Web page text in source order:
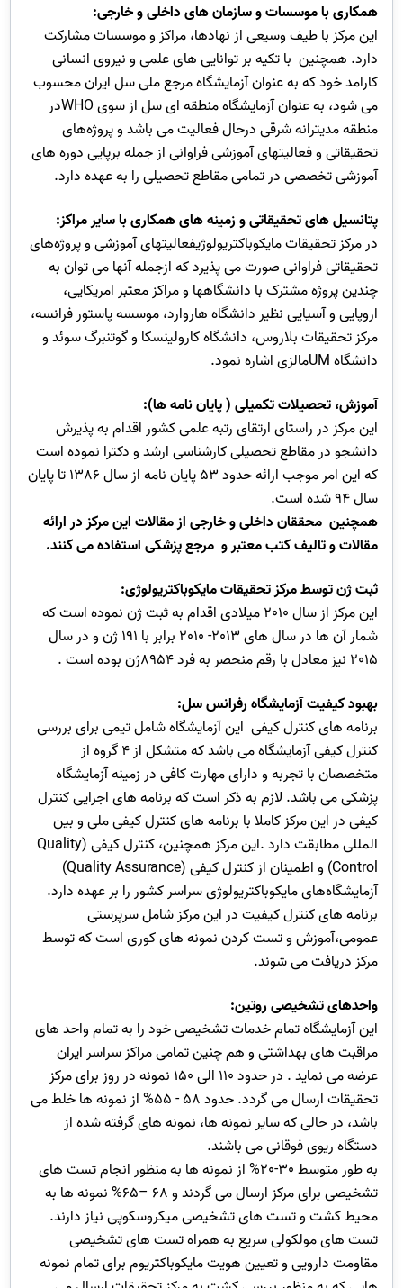
همکاری با موسسات و سازمان های داخلی و خارجی:
این مرکز با طیف وسیعی از نهادها، مراکز و موسسات مشارکت
دارد. همچنین با تکیه بر توانایی های علمی و نیروی انسانی
کارامد خود که به عنوان آزمایشگاه مرجع ملی سل ایران محسوب
می شود، به عنوان آزمایشگاه منطقه ای سل از سوی WHOدر
منطقه مدیترانه شرقی درحال فعالیت می باشد و پروژه‌های
تحقیقاتی و فعالیتهای آموزشی فراوانی از جمله برپایی دوره های
آموزشی تخصصی در تمامی مقاطع تحصیلی را به عهده دارد.
پتانسیل های تحقیقاتی و زمینه های همکاری با سایر مراکز:
در مرکز تحقیقات مایکوباکتریولوژیفعالیتهای آموزشی و پروژه‌های
تحقیقاتی فراوانی صورت می پذیرد که ازجمله آنها می توان به
چندین پروژه مشترک با دانشگاهها و مراکز معتبر امریکایی،
اروپایی و آسیایی نظیر دانشگاه هاروارد، موسسه پاستور فرانسه،
مرکز تحقیقات بلاروس، دانشگاه کارولینسکا و گوتنبرگ سوئد و
دانشگاه UMمالزی اشاره نمود.
آموزش، تحصیلات تکمیلی ( پایان نامه ها):
این مرکز در راستای ارتقای رتبه علمی کشور اقدام به پذیرش
دانشجو در مقاطع تحصیلی کارشناسی ارشد و دکترا نموده است
که این امر موجب ارائه حدود 53 پایان نامه از سال 1386 تا پایان
سال 94 شده است.
همچنین محققان داخلی و خارجی از مقالات این مرکز در ارائه
مقالات و تالیف کتب معتبر و مرجع پزشکی استفاده می کنند.
ثبت ژن توسط مرکز تحقیقات مایکوباکتریولوژی:
این مرکز از سال 2010 میلادی اقدام به ثبت ژن نموده است که
شمار آن ها در سال های 2013- 2010 برابر با 191 ژن و در سال
2015 نیز معادل با رقم منحصر به فرد 8954ژن بوده است .
بهبود کیفیت آزمایشگاه رفرانس سل:
برنامه های کنترل کیفی این آزمایشگاه شامل تیمی برای بررسی
کنترل کیفی آزمایشگاه می باشد که متشکل از 4 گروه از
متخصصان با تجربه و دارای مهارت کافی در زمینه آزمایشگاه
پزشکی می باشد. لازم به ذکر است که برنامه های اجرایی کنترل
کیفی در این مرکز کاملا با برنامه های کنترل کیفی ملی و بین
المللی مطابقت دارد .این مرکز همچنین، کنترل کیفی (Quality
Control) و اطمینان از کنترل کیفی (Quality Assurance)
آزمایشگاه‌های مایکوباکتریولوژی سراسر کشور را بر عهده دارد.
برنامه های کنترل کیفیت در این مرکز شامل سرپرستی
عمومی،آموزش و تست کردن نمونه های کوری است که توسط
مرکز دریافت می شوند.
واحدهای تشخیصی روتین:
این آزمایشگاه تمام خدمات تشخیصی خود را به تمام واحد های
مراقبت های بهداشتی و هم چنین تمامی مراکز سراسر ایران
عرضه می نماید . در حدود 110 الی 150 نمونه در روز برای مرکز
تحقیقات ارسال می گردد. حدود 58 - 55% از نمونه ها خلط می
باشد، در حالی که سایر نمونه ها، نمونه های گرفته شده از
دستگاه ریوی فوقانی می باشند.
به طور متوسط 30-20% از نمونه ها به منظور انجام تست های
تشخیصی برای مرکز ارسال می گردند و 68 –65% نمونه ها به
محیط کشت و تست های تشخیصی میکروسکوپی نیاز دارند.
تست های مولکولی سریع به همراه تست های تشخیصی
مقاومت دارویی و تعیین هویت مایکوباکتریوم برای تمام نمونه